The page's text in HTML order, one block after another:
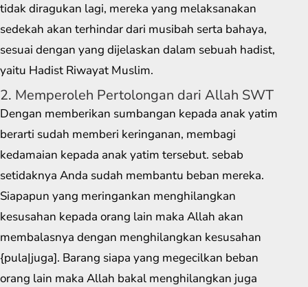
tidak diragukan lagi, mereka yang melaksanakan
sedekah akan terhindar dari musibah serta bahaya,
sesuai dengan yang dijelaskan dalam sebuah hadist,
yaitu Hadist Riwayat Muslim.
2. Memperoleh Pertolongan dari Allah SWT
Dengan memberikan sumbangan kepada anak yatim
berarti sudah memberi keringanan, membagi
kedamaian kepada anak yatim tersebut. sebab
setidaknya Anda sudah membantu beban mereka.
Siapapun yang meringankan menghilangkan
kesusahan kepada orang lain maka Allah akan
membalasnya dengan menghilangkan kesusahan
{pula|juga]. Barang siapa yang megecilkan beban
orang lain maka Allah bakal menghilangkan juga